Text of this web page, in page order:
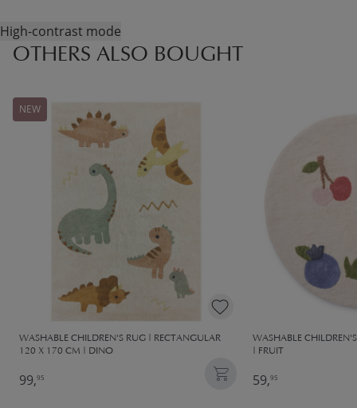
High-contrast mode
OTHERS ALSO BOUGHT
NEW
WASHABLE CHILDREN'S RUG | RECTANGULAR
120 X 170 CM | DINO
99,95
WASHABLE
| FRUIT
59,95